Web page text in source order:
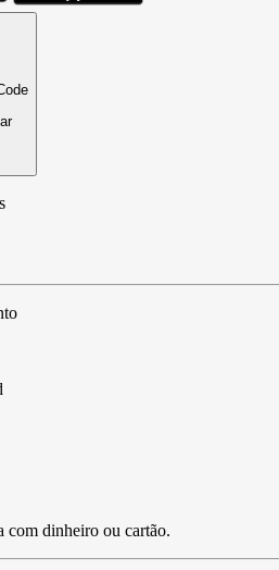
com dinheiro ou cartão.